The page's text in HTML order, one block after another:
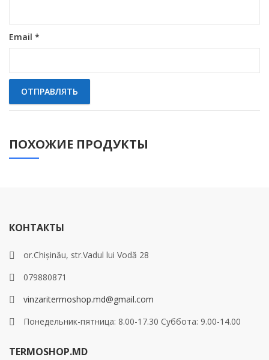
Email *
ПОХОЖИЕ ПРОДУКТЫ
КОНТАКТЫ
or.Chișinău, str.Vadul lui Vodă 28
079880871
vinzaritermoshop.md@gmail.com
Понедельник-пятница: 8.00-17.30 Суббота: 9.00-14.00
TERMOSHOP.MD